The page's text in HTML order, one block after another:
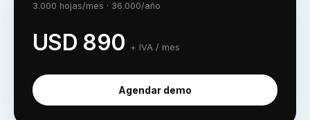
3.000 hojas/mes · 36.000/año
USD 890 + IVA / mes
Agendar demo